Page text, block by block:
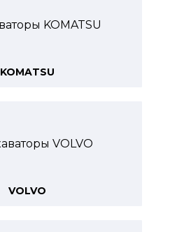
KOMATSU
VOLVO